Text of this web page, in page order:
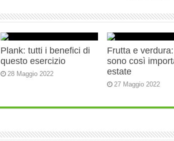
Plank: tutti i benefici di
questo esercizio
28 Maggio 2022
Frutta e
sono così
estate
27 Maggio 2022